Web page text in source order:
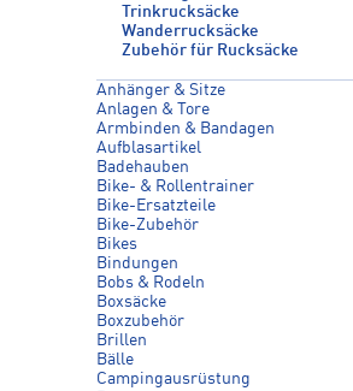
Trinkrucksäcke
Wanderrucksäcke
Zubehör für Rucksäcke
Anhänger & Sitze
Anlagen & Tore
Armbinden & Bandagen
Aufblasartikel
Badehauben
Bike- & Rollentrainer
Bike-Ersatzteile
Bike-Zubehör
Bikes
Bindungen
Bobs & Rodeln
Boxsäcke
Boxzubehör
Brillen
Bälle
Campingausrüstung